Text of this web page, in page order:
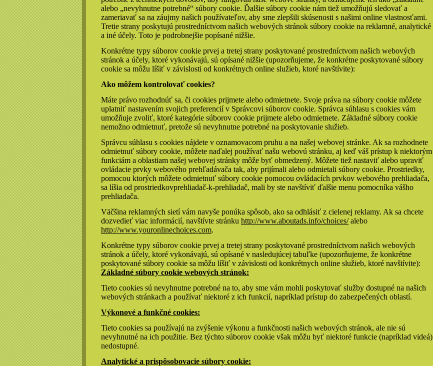
alebo „nevyhnutne potrebné“ súbory cookie. Ďalšie súbory cookie nám tiež umožňujú sledovať a
zameriavať sa na záujmy našich používateľov, aby sme zlepšili skúsenosti s našimi online vlastnosťami.
Tretie strany poskytujú prostredníctvom našich webových stránok súbory cookie na reklamné, analytické
a iné účely. Toto je podrobnejšie popísané nižšie.
Konkrétne typy súborov cookie prvej a tretej strany poskytované prostredníctvom našich webových
stránok a účely, ktoré vykonávajú, sú opísané nižšie (upozorňujeme, že konkrétne poskytované súbory
cookie sa môžu líšiť v závislosti od konkrétnych online služieb, ktoré navštívite):
Ako môžem kontrolovať cookies?
Máte právo rozhodnúť sa, či cookies prijmete alebo odmietnete. Svoje práva na súbory cookie môžete
uplatniť nastavením svojich preferencií v Správcovi súborov cookie. Správca súhlasu s cookies vám
umožňuje zvoliť, ktoré kategórie súborov cookie prijmete alebo odmietnete. Základné súbory cookie
nemožno odmietnuť, pretože sú nevyhnutne potrebné na poskytovanie služieb.
Správcu súhlasu s cookies nájdete v oznamovacom pruhu a na našej webovej stránke. Ak sa rozhodnete
odmietnuť súbory cookie, môžete naďalej používať našu webovú stránku, aj keď váš prístup k niektorým
funkciám a oblastiam našej webovej stránky môže byť obmedzený. Môžete tiež nastaviť alebo upraviť
ovládacie prvky webového prehľadávača tak, aby prijímali alebo odmietali súbory cookie. Prostriedky,
pomocou ktorých môžete odmietnuť súbory cookie pomocou ovládacích prvkov webového prehliadača,
sa líšia od prostriedkovprehliadač-k-prehliadač, mali by ste navštíviť ďalšie menu pomocníka vášho
prehliadača.
Väčšina reklamných sietí vám navyše ponúka spôsob, ako sa odhlásiť z cielenej reklamy. Ak sa chcete
dozvedieť viac informácií, navštívte stránku http://www.aboutads.info/choices/alebo
http://www.youronlinechoices.com.
Konkrétne typy súborov cookie prvej a tretej strany poskytované prostredníctvom našich webových
stránok a účely, ktoré vykonávajú, sú opísané v nasledujúcej tabuľke (upozorňujeme, že konkrétne
poskytované súbory cookie sa môžu líšiť v závislosti od konkrétnych online služieb, ktoré navštívite):
Základné súbory cookie webových stránok:
Tieto cookies sú nevyhnutne potrebné na to, aby sme vám mohli poskytovať služby dostupné na našich
webových stránkach a používať niektoré z ich funkcií, napríklad prístup do zabezpečených oblastí.
Výkonové a funkčné cookies:
Tieto cookies sa používajú na zvýšenie výkonu a funkčnosti našich webových stránok, ale nie sú
nevyhnutné na ich použitie. Bez týchto súborov cookie však môžu byť niektoré funkcie (napríklad videá)
nedostupné.
Analytické a prispôsobovacie súbory cookie: